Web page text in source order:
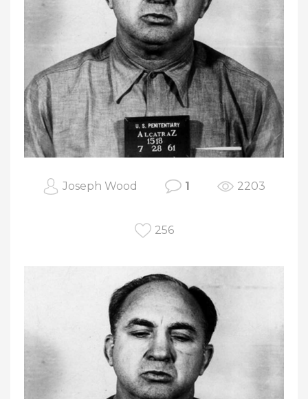
Joseph Wood 1 2203
256